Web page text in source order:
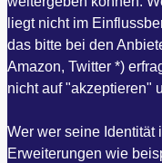
liegt nicht im
das bitte bei den
Amazon, Twitter *)
nicht auf "akzeptieren"
Wer wer seine Identität
Erweiterungen wie